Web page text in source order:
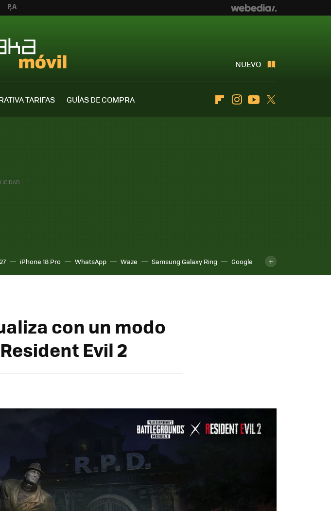
NUEVO
TARIFAS
GUÍAS DE COMPRA
FlipboardInstagramYoutube
iPhone 18 Pro WhatsApp Waze Samsung Galaxy Ring
Google
con un modo
Evil 2